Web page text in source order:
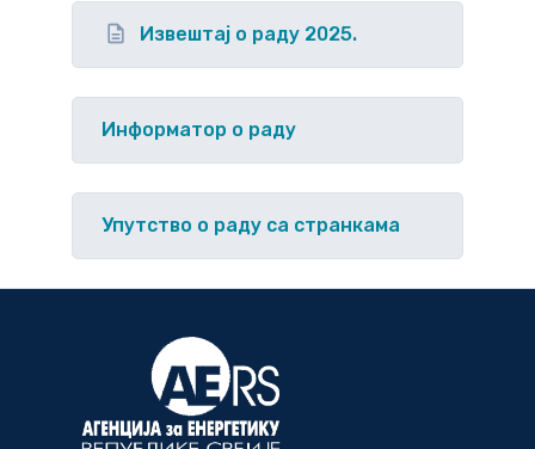
Извештај о раду 2025.
Информатор о раду
Упутство o раду са странкама